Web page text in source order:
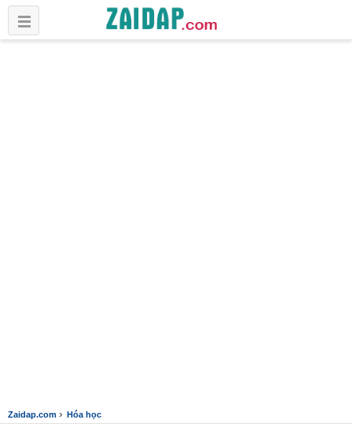
Zaidap.com › Hóa học